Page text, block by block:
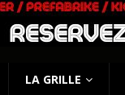
LA GRILLE